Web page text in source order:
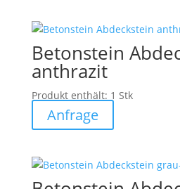
Betonstein
anthrazit
Produkt enthält: 1 Stk
Anfrage